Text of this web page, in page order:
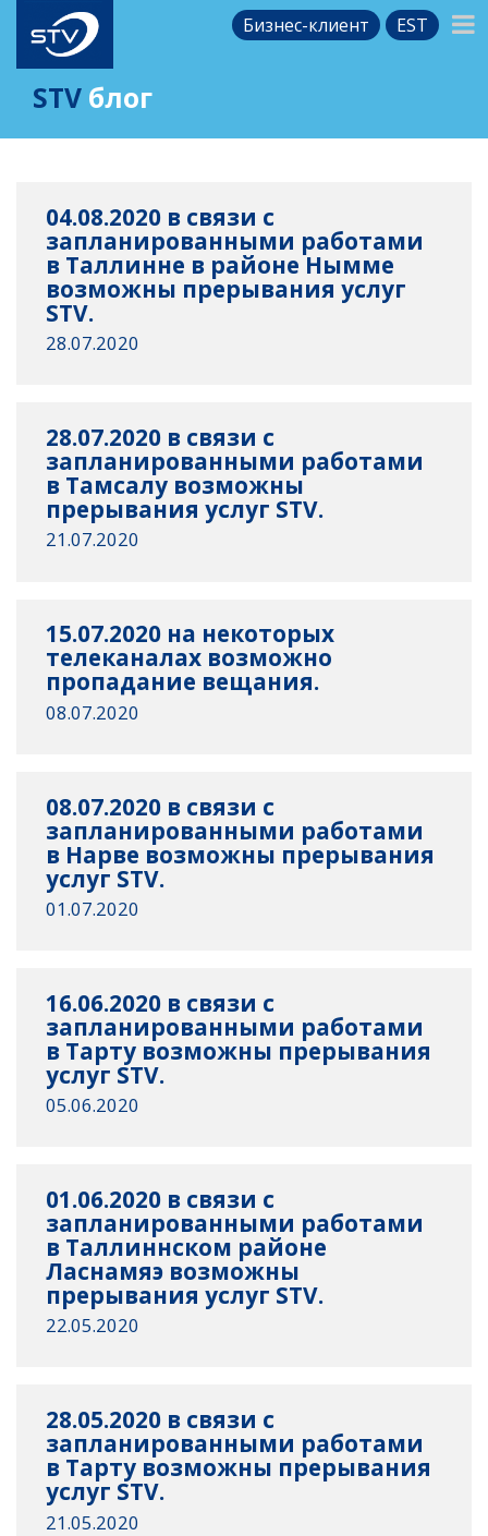
Бизнес-клиент EST
STV блог
04.08.2020 в связи с
запланированными работами
в Таллинне в районе Нымме
возможны прерывания услуг
STV.
28.07.2020
28.07.2020 в связи с
запланированными работами
в Тамсалу возможны
прерывания услуг STV.
21.07.2020
15.07.2020 на некоторых
телеканалах возможно
пропадание вещания.
08.07.2020
08.07.2020 в связи с
запланированными работами
в Нарве возможны прерывания
услуг STV.
01.07.2020
16.06.2020 в связи с
запланированными работами
в Тарту возможны прерывания
услуг STV.
05.06.2020
01.06.2020 в связи с
запланированными работами
в Таллиннском районе
Ласнамяэ возможны
прерывания услуг STV.
22.05.2020
28.05.2020 в связи с
запланированными работами
в Тарту возможны прерывания
услуг STV.
21.05.2020